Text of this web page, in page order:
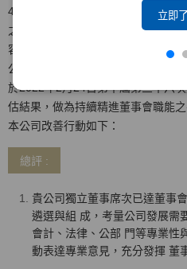
立即
4.董事會之監督、5.董事會之溝通
之自律、8.其他如董事會會議、支援
容，以問卷及實地訪評方式評估董
公司無業務往來具備獨立性，並於
於2022年2月24日第十屆第三十六
估結果，做為持續精進董事會職能
本公司改善行動如下：
總評 :
貴公司獨立董事席次已達董事
遴選與組 成，考量公司發展需
會計、法律、公部 門等專業性
動表達專業意見，充分發揮 董